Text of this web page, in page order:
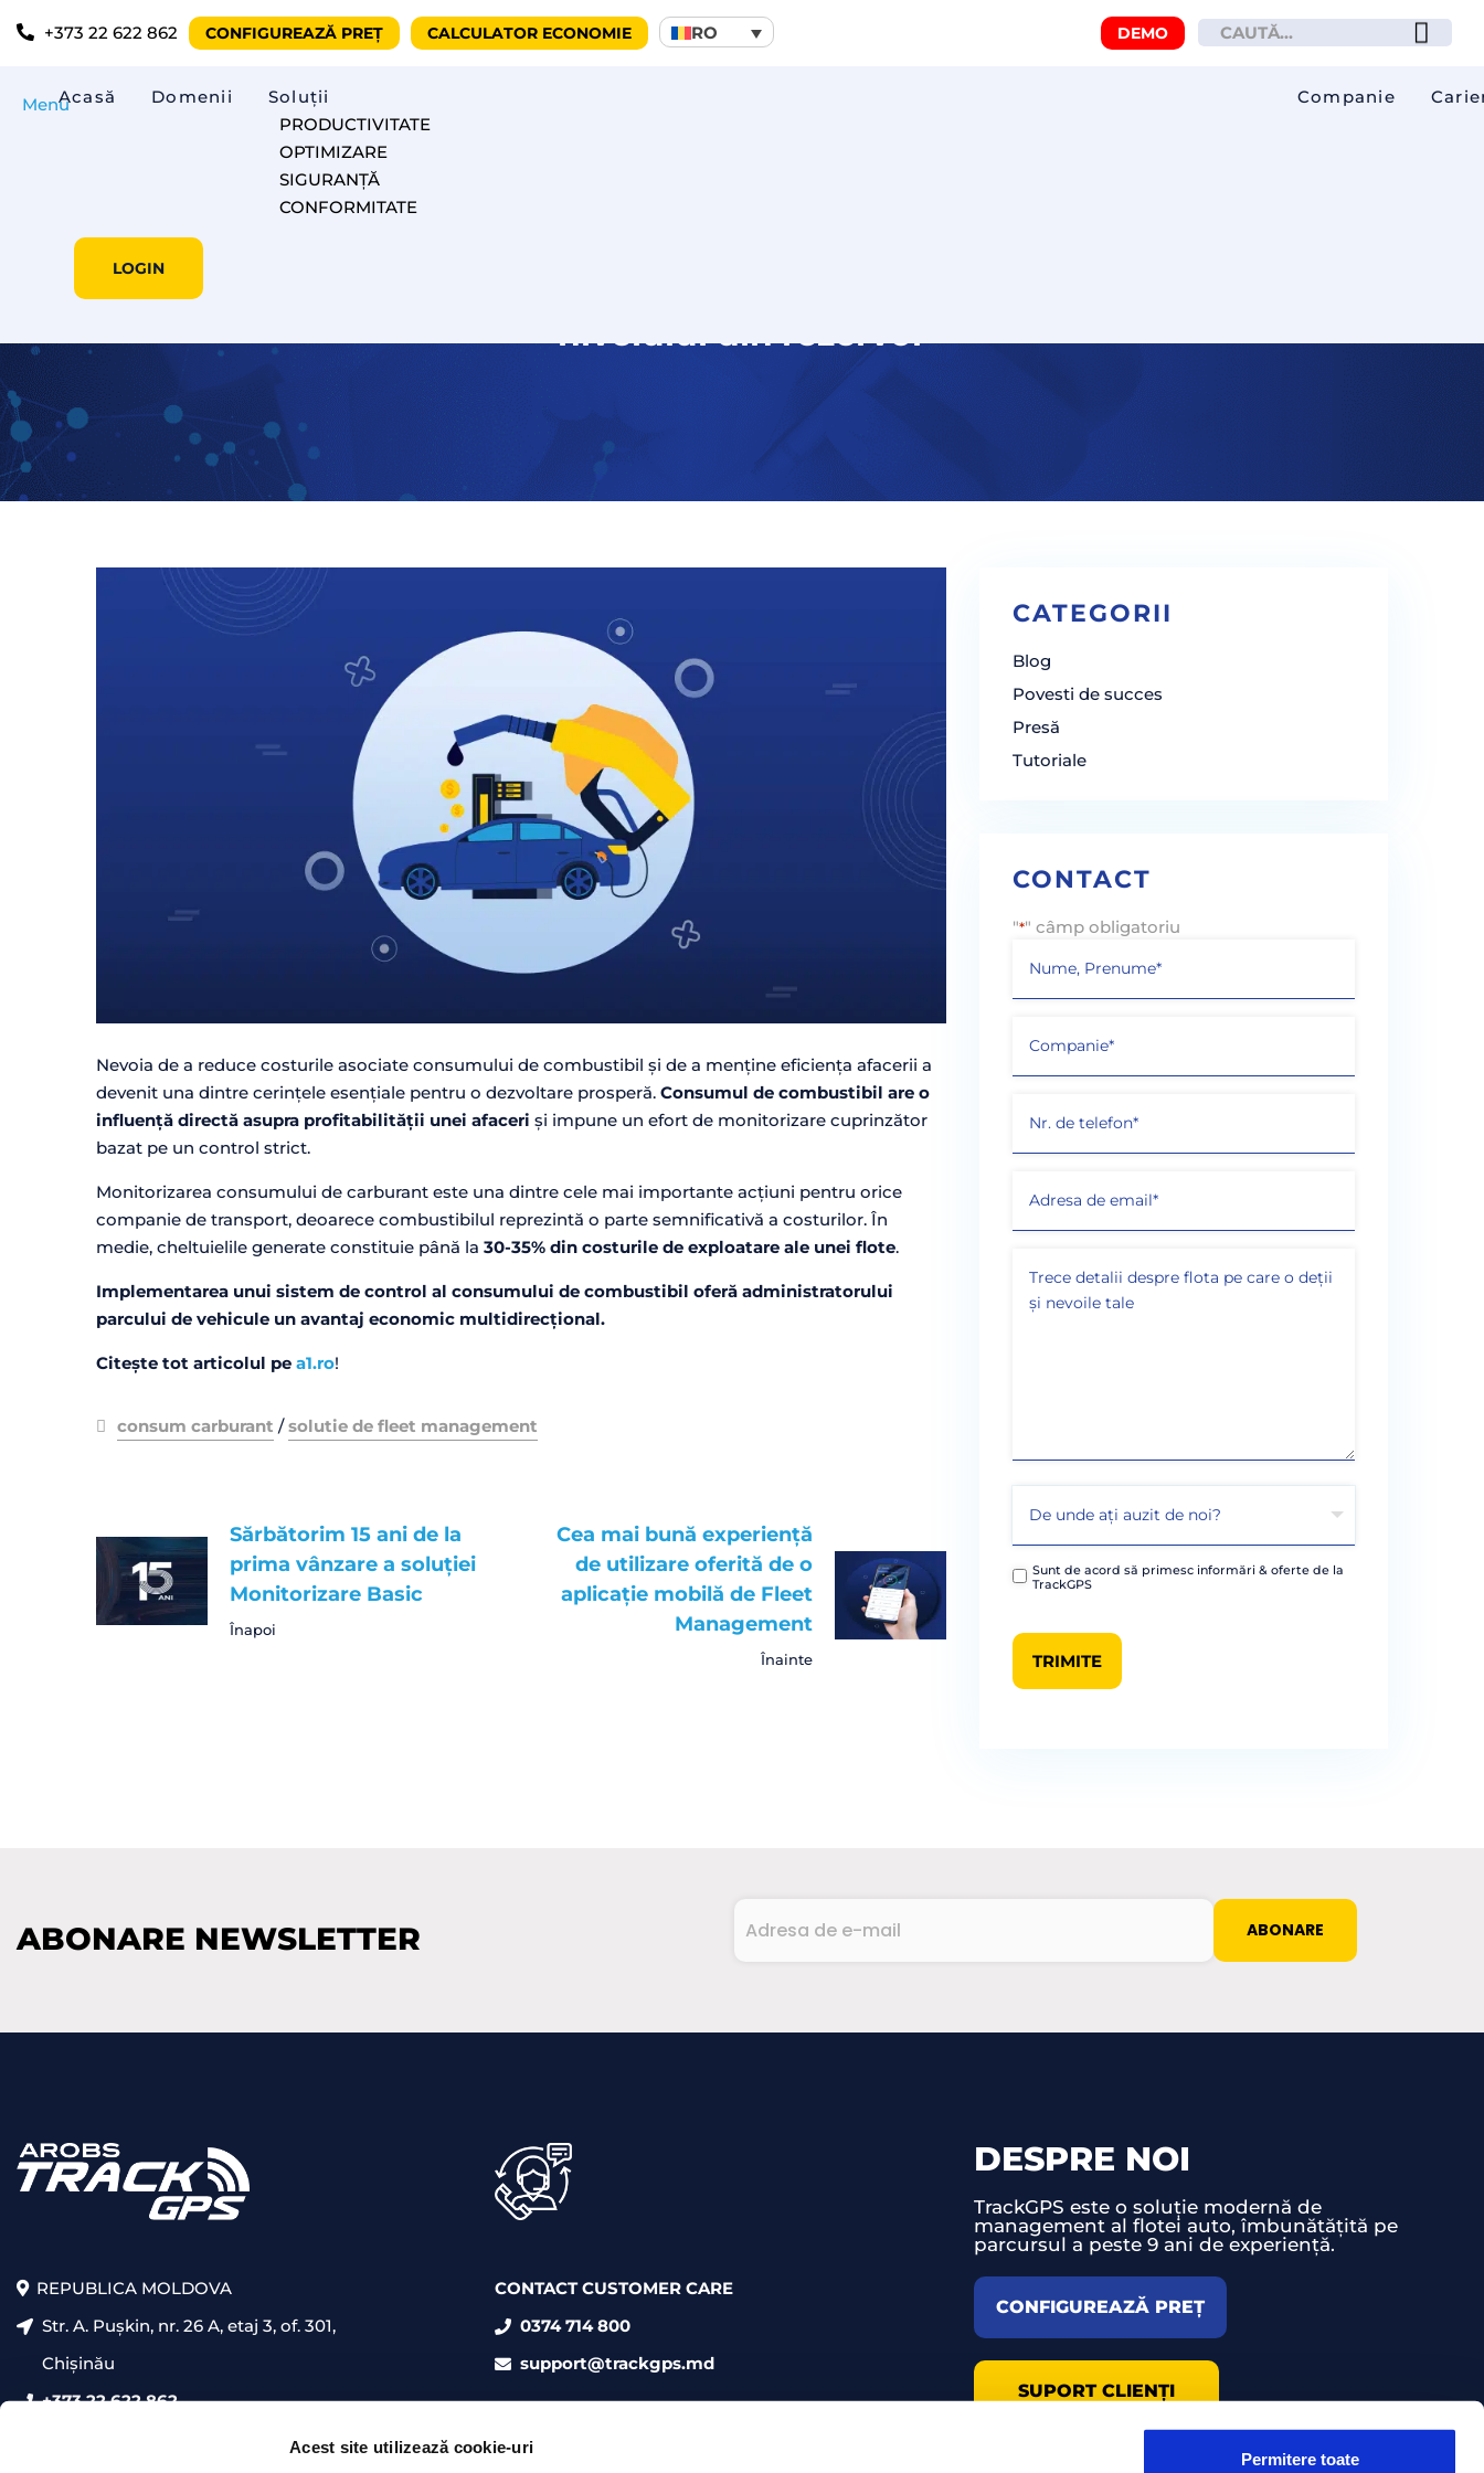
Acest site utilizează cookie-uri
Permitere toate
+373 22 622 862 CONFIGUREAZĂ PREȚ CALCULATOR ECONOMIE RO DEMO
MenuAcasă Domenii
Soluții
PRODUCTIVITATE
OPTIMIZARE
SIGURANȚĂ
CONFORMITATE
Companie
LOGIN
Cu soluția Consum Carburant ai acces în timp real la date despre variația
nivelului din rezervor
Nevoia de a reduce costurile asociate consumului de combustibil și de a menține eficiența afacerii a
devenit una dintre cerințele esențiale pentru o dezvoltare prosperă. Consumul de combustibil are o
influență directă asupra profitabilității unei afaceri și impune un efort de monitorizare cuprinzător
bazat pe un control strict.
Monitorizarea consumului de carburant este una dintre cele mai importante acțiuni pentru orice
companie de transport, deoarece combustibilul reprezintă o parte semnificativă a costurilor. În
medie, cheltuielile generate constituie până la 30-35% din costurile de exploatare ale unei flote.
Implementarea unui sistem de control al consumului de combustibil oferă administratorului
parcului de vehicule un avantaj economic multidirecțional.
Citește tot articolul pe a1.ro!
consum carburant /solutie de fleet management
Sărbătorim 15 ani de la
prima vânzare a soluției
Monitorizare Basic
Înapoi
Cea mai bună experiență
de utilizare oferită de o
aplicație mobilă de Fleet
Management
Înainte
CATEGORII
Blog
Povesti de succes
Presă
Tutoriale
CONTACT
"*" câmp obligatoriu
Sunt de acord să primesc informări & oferte de la
TrackGPS
ABONARE NEWSLETTER
de
(Required)
REPUBLICA MOLDOVA
Str. A. Pușkin, nr. 26 A, etaj 3, of. 301,
Chișinău
+373 22 622 862
CONTACT CUSTOMER CARE
0374 714 800
support@trackgps.md
DESPRE NOI
TrackGPS este o soluție modernă de
management al flotei auto, îmbunătățită pe
parcursul a peste 9 ani de experiență.
CONFIGUREAZĂ PREȚ
SUPORT CLIENȚI